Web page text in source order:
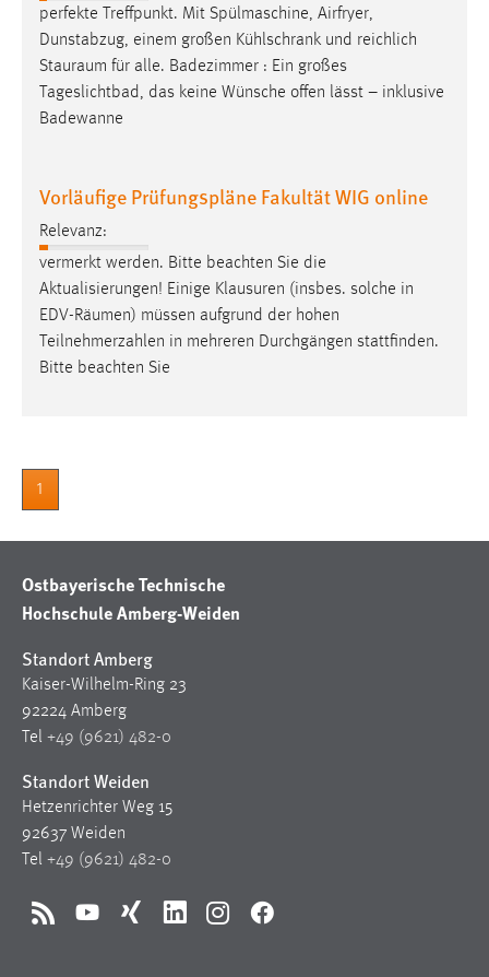
perfekte Treffpunkt. Mit Spülmaschine, Airfryer,
Dunstabzug, einem großen Kühlschrank und reichlich
Stauraum für alle. Badezimmer : Ein großes
Tageslichtbad, das keine Wünsche offen lässt – inklusive
Badewanne
Vorläufige Prüfungspläne Fakultät WIG online
Relevanz:
vermerkt werden. Bitte beachten Sie die
Aktualisierungen! Einige Klausuren (insbes. solche in
EDV-Räumen) müssen aufgrund der hohen
Teilnehmerzahlen in mehreren Durchgängen stattfinden.
Bitte beachten Sie
1
Ostbayerische Technische
Hochschule Amberg-Weiden
Standort Amberg
Kaiser-Wilhelm-Ring 23
92224 Amberg
Tel +49 (9621) 482-0
Standort Weiden
Hetzenrichter Weg 15
92637 Weiden
Tel +49 (9621) 482-0
RSS YouTubeXing LinkedInInstagramFacebook